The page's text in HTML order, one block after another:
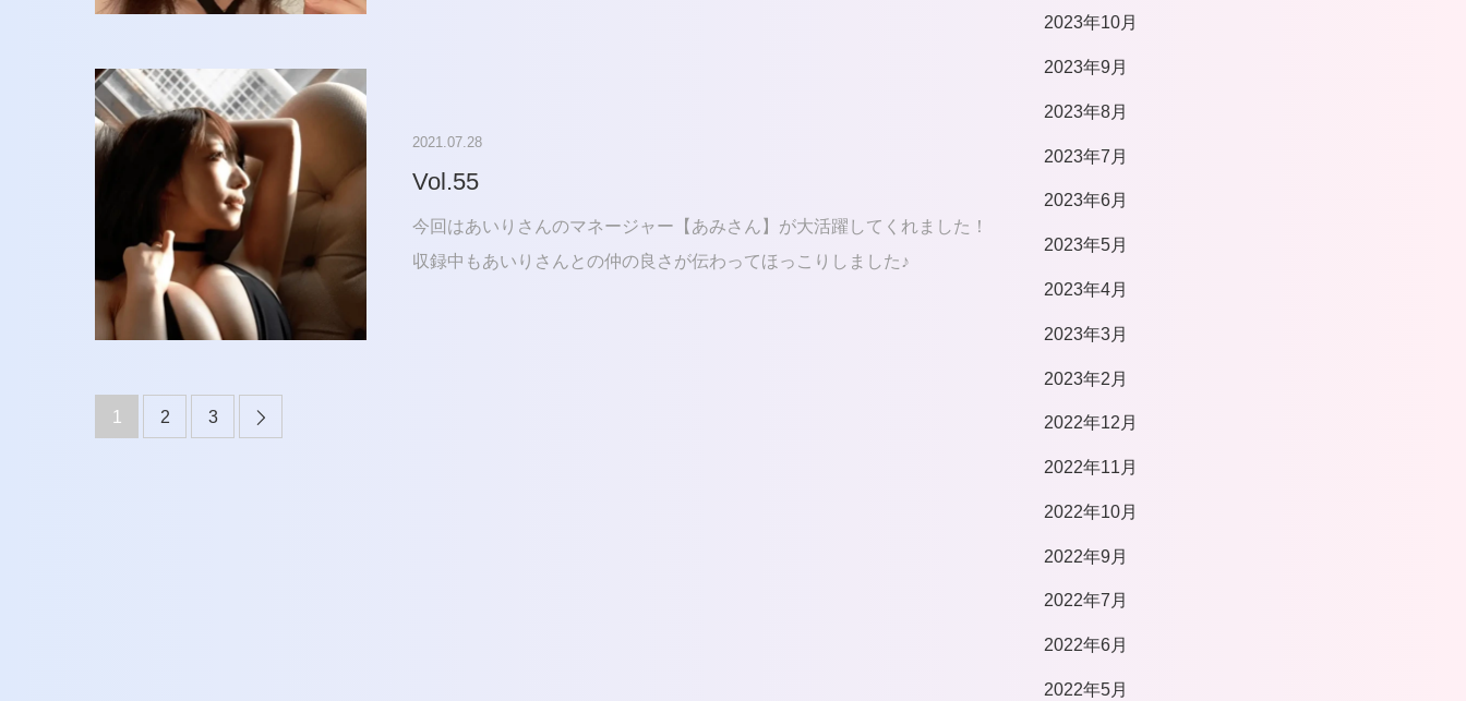
2021.07.28
Vol.55
今回はあいりさんのマネージャー【あみさん】が大活躍してくれました！
収録中もあいりさんとの仲の良さが伝わってほっこりしました♪
1 2 3 
2023年10月
2023年9月
2023年8月
2023年7月
2023年6月
2023年5月
2023年4月
2023年3月
2023年2月
2022年12月
2022年11月
2022年10月
2022年9月
2022年7月
2022年6月
2022年5月